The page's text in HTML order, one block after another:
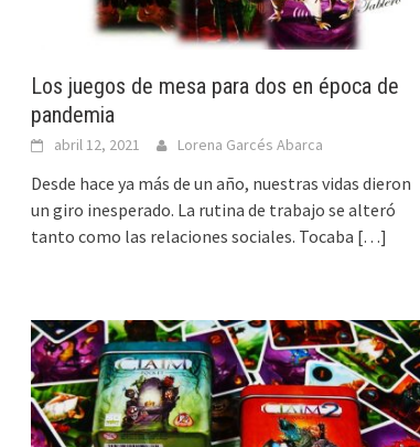
Los juegos de mesa para dos en época de
pandemia
abril 12, 2021 Lorena Garcés Abarca
Desde hace ya más de un año, nuestras vidas dieron
un giro inesperado. La rutina de trabajo se alteró
tanto como las relaciones sociales. Tocaba […]